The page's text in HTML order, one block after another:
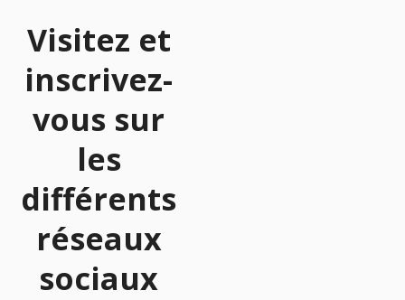
Visitez et
inscrivez-
vous sur
les
différents
réseaux
sociaux